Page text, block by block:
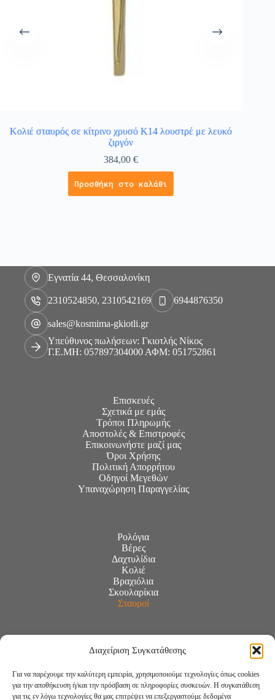
Διαχείριση Συγκατάθεσης
Για να παρέχουμε την καλύτερη εμπειρία, χρησιμοποιούμε τεχνολογίες όπως cookies
για την αποθήκευση ή/και την πρόσβαση σε πληροφορίες συσκευών. Η συγκατάθεση
για τις εν λόγω τεχνολογίες θα μας επιτρέψει να επεξεργαστούμε δεδομένα
Κολιέ σταυρός σε κίτρινο χρυσό Κ14 λουστρέ με λευκό
ζιργόν
384,00€
Προσθήκη στο καλάθι
Εγνατία 44, Θεσσαλονίκη
2310524850, 2310542169 6944876350
sales@kosmima-gkiotli.gr
Υπεύθυνος πωλήσεων: Γκιοτλής Νίκος
Γ.Ε.ΜΗ: 057897304000 ΑΦΜ: 051752861
Επισκευές
Σχετικά με εμάς
Τρόποι Πληρωμής
Αποστολές & Επιστροφές
Επικοινωνήστε μαζί μας
Όροι Χρήσης
Πολιτική Απορρήτου
Οδηγοί Μεγεθών
Υπαναχώρηση Παραγγελίας
Ρολόγια
Βέρες
Δαχτυλίδια
Κολιέ
Βραχιόλια
Σκουλαρίκια
Σταυροί